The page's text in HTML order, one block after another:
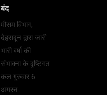
बंद
मौसम विभाग,
देहरादून द्वारा जारी
भारी वर्षा की
संभावना के दृष्टिगत
कल गुरुवार 6
अगस्त…